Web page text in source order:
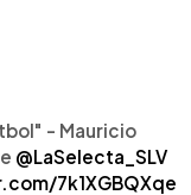
- Mauricio
@LaSelecta_SLV
7k1XGBQXqe